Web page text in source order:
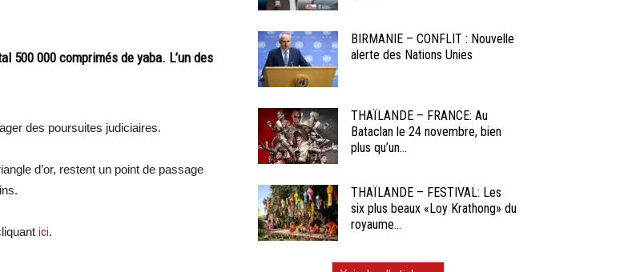
500 000 comprimés de yaba. L’un des
des poursuites judiciaires.
d’or, restent un point de passage
ici.
BIRMANIE – CONFLIT : Nouvelle
alerte des Nations Unies
THAÏLANDE – FRANCE: Au
Bataclan le 24 novembre, bien
plus qu’un...
THAÏLANDE – FESTIVAL: Les
six plus beaux «Loy Krathong» du
royaume...